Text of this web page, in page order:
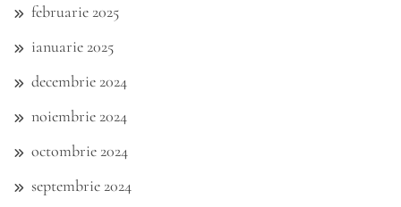
februarie 2025
ianuarie 2025
decembrie 2024
noiembrie 2024
octombrie 2024
septembrie 2024